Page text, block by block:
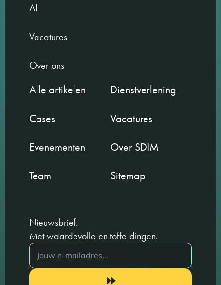
AI
Vacatures
Over ons
Alle artikelen
Dienstverlening
Cases
Vacatures
Evenementen
Over SDIM
Team
Sitemap
Nieuwsbrief.
Met waardevolle en toffe dingen.